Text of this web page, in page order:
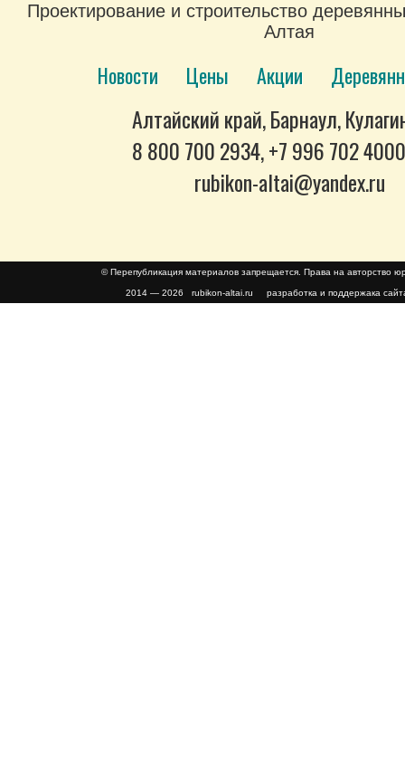
Проектирование и строительство
Алтая
Новости Цены Акции
Алтайский край, Барнаул,
8 800 700 2934, +7 996 702
rubikon-altai@yandex.ru
© Перепубликация материалов запрещается. Права на авторство
2014 — 2026 rubikon-altai.ru разработка и поддержака